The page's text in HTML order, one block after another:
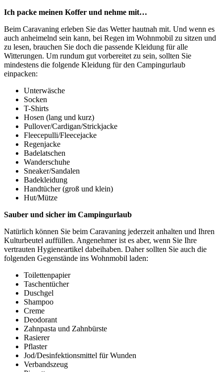
Ich packe meinen Koffer und nehme mit…
Beim Caravaning erleben Sie das Wetter hautnah mit. Und wenn es
auch anheimelnd sein kann, bei Regen im Wohnmobil zu sitzen und
zu lesen, brauchen Sie doch die passende Kleidung für alle
Witterungen. Um rundum gut vorbereitet zu sein, sollten Sie
mindestens die folgende Kleidung für den Campingurlaub
einpacken:
Unterwäsche
Socken
T-Shirts
Hosen (lang und kurz)
Pullover/Cardigan/Strickjacke
Fleecepulli/Fleecejacke
Regenjacke
Badelatschen
Wanderschuhe
Sneaker/Sandalen
Badekleidung
Handtücher (groß und klein)
Hut/Mütze
Sauber und sicher im Campingurlaub
Natürlich können Sie beim Caravaning jederzeit anhalten und Ihren
Kulturbeutel auffüllen. Angenehmer ist es aber, wenn Sie Ihre
vertrauten Hygieneartikel dabeihaben. Daher sollten Sie auch die
folgenden Gegenstände ins Wohnmobil laden:
Toilettenpapier
Taschentücher
Duschgel
Shampoo
Creme
Deodorant
Zahnpasta und Zahnbürste
Rasierer
Pflaster
Jod/Desinfektionsmittel für Wunden
Verbandszeug